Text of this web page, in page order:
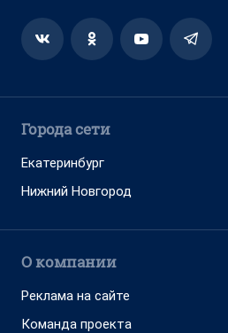
Города сети
Екатеринбург
Нижний Новгород
О компании
Реклама на сайте
Команда проекта